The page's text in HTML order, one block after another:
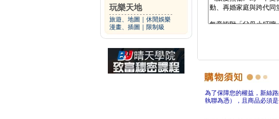
玩樂天地
旅遊、地圖
休閒娛樂
漫畫、插圖
限制級
為了保障您的權益，新絲
執聯為憑），且商品必須